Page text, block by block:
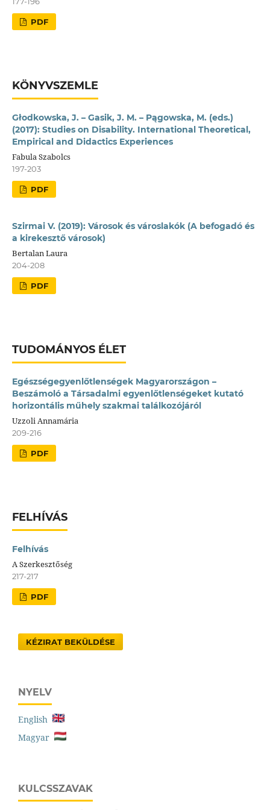
PDF
KÖNYVSZEMLE
Głodkowska, J. – Gasik, J. M. – Pągowska, M. (eds.)
(2017): Studies on Disability. International Theoretical,
Empirical and Didactics Experiences
Fabula Szabolcs
197-203
PDF
Szirmai V. (2019): Városok és városlakók (A befogadó és
a kirekesztő városok)
Bertalan Laura
204-208
PDF
TUDOMÁNYOS ÉLET
Egészségegyenlőtlenségek Magyarországon –
Beszámoló a Társadalmi egyenlőtlenségeket kutató
horizontális műhely szakmai találkozójáról
Uzzoli Annamária
209-216
PDF
FELHÍVÁS
Felhívás
A Szerkesztőség
217-217
PDF
KÉZIRAT BEKÜLDÉSE
NYELV
English
Magyar
KULCSSZAVAK